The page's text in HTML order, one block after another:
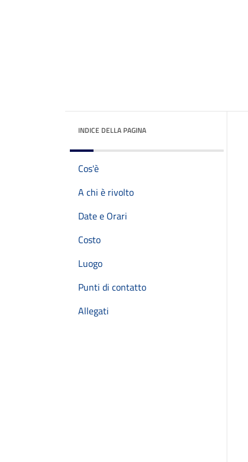
INDICE DELLA PAGINA
Cos'è
A chi è rivolto
Date e Orari
Costo
Luogo
Punti di contatto
Allegati